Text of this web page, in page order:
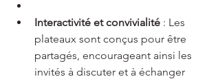
Interactivité et convivialité : Les
plateaux sont conçus pour être
partagés, encourageant ainsi les
invités à discuter et à échanger